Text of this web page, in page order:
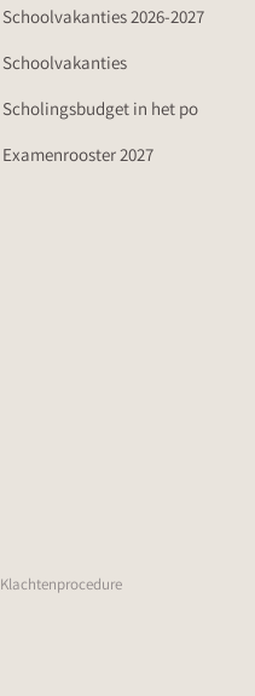
Schoolvakanties 2026-2027
Schoolvakanties
Scholingsbudget in het po
Examenrooster 2027
Klachtenprocedure